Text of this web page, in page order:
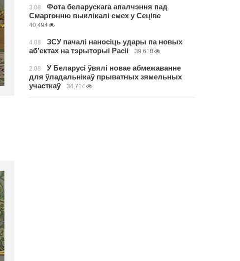
3.08
Фота беларускага апалчэння пад
Смаргонню выклікалі смех у Сеціве
40,494
4.08
ЗСУ пачалі наносіць удары па новых
аб’ектах на тэрыторыі Расіі
39,618
2.08
У Беларусі ўвялі новае абмежаванне
для ўладальнікаў прыватных зямельных
участкаў
34,714